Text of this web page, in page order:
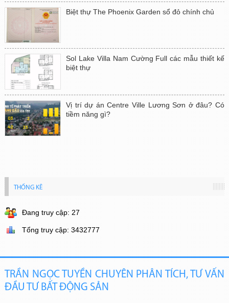
Biệt thự The Phoenix Garden sổ đỏ chính chủ
Sol Lake Villa Nam Cường Full các mẫu thiết kế
biệt thự
Vị trí dự án Centre Ville Lương Sơn ở đâu? Có
tiềm năng gì?
THỐNG KÊ
Đang truy cập: 27
Tổng truy cập: 3432777
TRẦN NGỌC TUYỀN CHUYÊN PHÂN TÍCH, TƯ VẤN
ĐẦU TƯ BẤT ĐỘNG SẢN